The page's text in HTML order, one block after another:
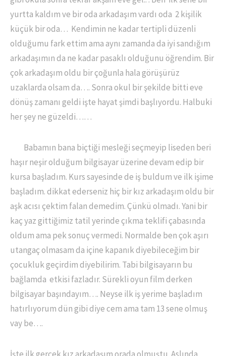
yurtta kaldım ve bir oda arkadaşım vardı oda 2 kişilik
küçük bir oda… Kendimin ne kadar tertipli düzenli
olduğumu fark ettim ama aynı zamanda da iyi sandığım
arkadaşımın da ne kadar pasaklı olduğunu öğrendim. Bir
çok arkadaşım oldu bir çoğunla hala görüşürüz
uzaklarda olsam da…. Sonra okul bir şekilde bitti eve
dönüş zamanı geldi işte hayat şimdi başlıyordu. Halbuki
her şey ne güzeldi……
Babamın bana biçtiği mesleği seçmeyip liseden beri
haşır neşir olduğum bilgisayar üzerine devam edip bir
kursa başladım. Kurs sayesinde de iş buldum ve ilk işime
başladım. dikkat ederseniz hiç bir kız arkadaşım oldu bir
aşk acısı çektim falan demedim. Çünkü olmadı. Yani bir
kaç yaz gittiğimiz tatil yerinde çıkma teklifi çabasında
oldum ama pek sonuç vermedi. Normalde ben çok aşırı
utangaç olmasam da içine kapanık diyebileceğim bir
çocukluk geçirdim diyebilirim. Tabi bilgisayarın bu
bağlamda etkisi fazladır. Sürekli oyun film derken
bilgisayar başındayım…. Neyse ilk iş yerime başladım
hatırlıyorum dün gibi diye cem ama tam 13 sene olmuş
vay be….